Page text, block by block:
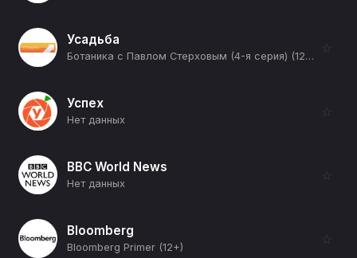
Усадьба
Ботаника с Павлом Стерховым (4-я серия) (12+)
☆
Успех
Нет данных
☆
BBC World News
Нет данных
☆
Bloomberg
Bloomberg Primer (12+)
☆